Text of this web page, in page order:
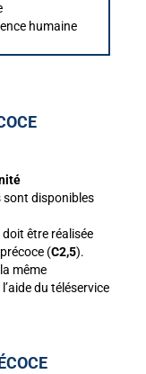
humaine
sont disponibles
être réalisée
(C2,5).
même
du téléservice